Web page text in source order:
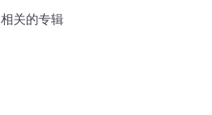
相关的专辑